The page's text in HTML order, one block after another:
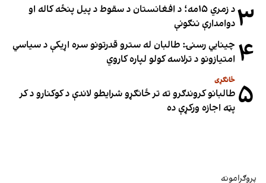
۳
د زمري ۱۵مه؛ د افغانستان د سقوط د پیل پنځه کاله او
دوامدارې ننګونې
۴ چینایي رسنۍ: طالبان له سترو قدرتونو سره اړیکې د سیاسي
امتیازونو د ترلاسه کولو لپاره کاروي
۵ ځانګړی
طالبانو کروندګرو ته تر ځانګړو شرایطو لاندې د کوکنارو د کر
پټه اجازه ورکړې ده
پروګرامونه